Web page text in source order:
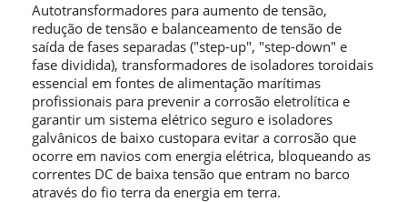
Autotransformadores para aumento de tensão,
redução de tensão e balanceamento de tensão de
saída de fases separadas ("step-up", "step-down" e
fase dividida), transformadores de isoladores toroidais
essencial em fontes de alimentação marítimas
profissionais para prevenir a corrosão eletrolítica e
garantir um sistema elétrico seguro e isoladores
galvânicos de baixo custopara evitar a corrosão que
ocorre em navios com energia elétrica, bloqueando as
correntes DC de baixa tensão que entram no barco
através do fio terra da energia em terra.